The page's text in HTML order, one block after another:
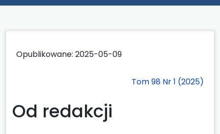
Opublikowane: 2025-05-09
Tom 98 Nr 1 (2025)
Od redakcji